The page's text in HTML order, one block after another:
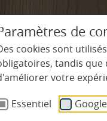
de
cookies sont
tandis
votre
Essentiel
+49-
ET SPA